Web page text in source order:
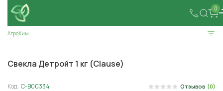
0
АгроХим
Свекла Детройт 1 кг (Clause)
Код: C-B00334 Отзывов (0)